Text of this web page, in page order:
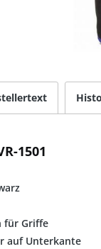
1501
für Griffe
auf Unterkante